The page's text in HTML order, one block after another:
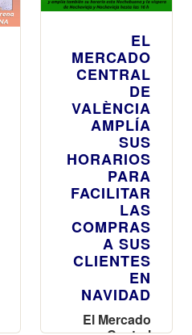
EL
MERCADO
CENTRAL
DE
VALÈNCIA
AMPLÍA
SUS
HORARIOS
PARA
FACILITAR
LAS
COMPRAS
A SUS
CLIENTES
EN
NAVIDAD
El Mercado